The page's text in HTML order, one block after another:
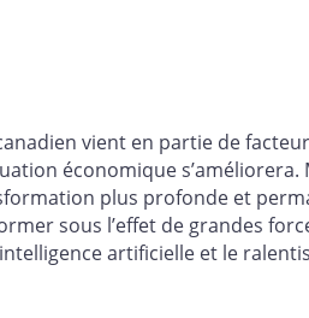
vient en partie de
économique s’améliorera.
plus profonde et
sous l’effet de grandes
artificielle et le